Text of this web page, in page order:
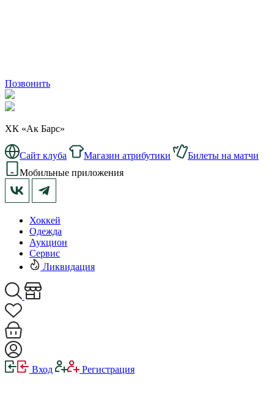
Позвонить
ХК «Ак Барс»
Сайт клуба Магазин атрибутики
Билеты на матчи
Мобильные приложения
Хоккей
Одежда
Аукцион
Сервис
Ликвидация
Вход Регистрация